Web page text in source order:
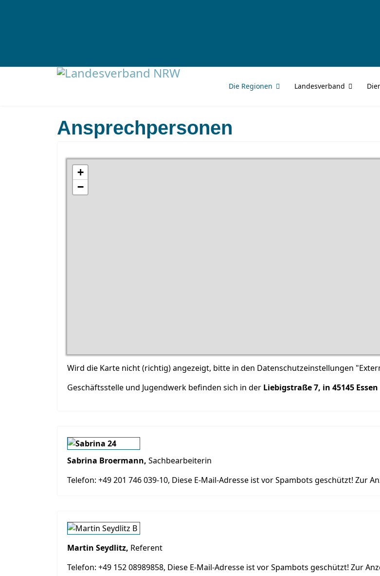
Die Regionen Landesverband
Ansprechpersonen
+
−
Wird die Karte nicht (richtig) angezeigt, bitte in den Datenschutzeinstellungen
Geschäftsstelle und Jugendwerk befinden sich in der Liebigstraße 7, in 45145 Essen
Sabrina Broermann, Sachbearbeiterin
Telefon: +49 201 746 039-10, Diese E-Mail-Adresse ist vor Spambots geschützt! Zur
Martin Seydlitz, Referent
Telefon: +49 152 08989858, Diese E-Mail-Adresse ist vor Spambots geschützt! Zur